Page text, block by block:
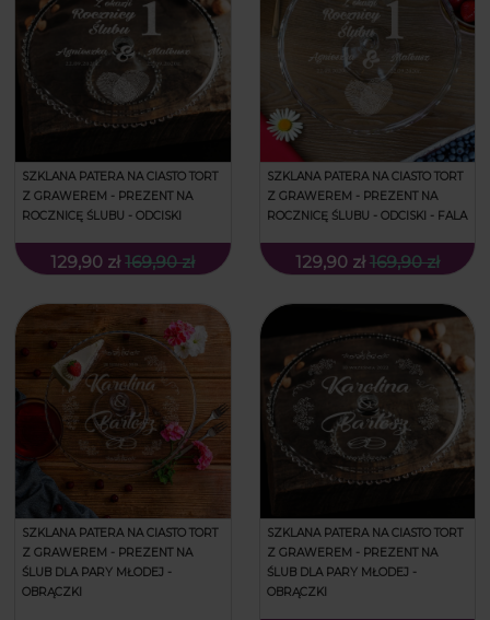
SZKLANA PATERA NA CIASTO TORT
Z GRAWEREM - PREZENT NA
ROCZNICĘ ŚLUBU - ODCISKI
129,90 zł 169,90 zł
SZKLANA PATERA NA CIASTO TORT
Z GRAWEREM - PREZENT NA
ROCZNICĘ ŚLUBU - ODCISKI - FALA
129,90 zł 169,90 zł
SZKLANA PATERA NA CIASTO TORT
Z GRAWEREM - PREZENT NA
ŚLUB DLA PARY MŁODEJ -
OBRĄCZKI
SZKLANA PATERA NA CIASTO TORT
Z GRAWEREM - PREZENT NA
ŚLUB DLA PARY MŁODEJ -
OBRĄCZKI